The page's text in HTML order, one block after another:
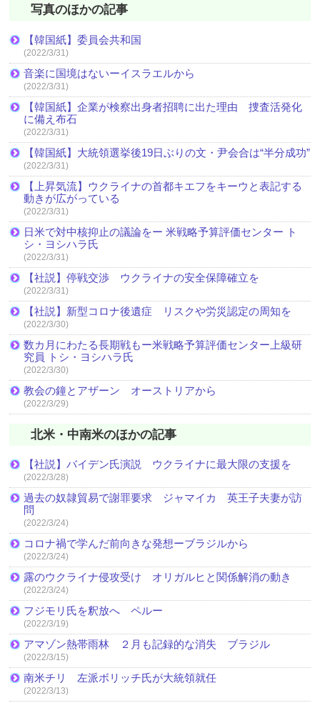
写真のほかの記事
【韓国紙】委員会共和国
(2022/3/31)
音楽に国境はないーイスラエルから
(2022/3/31)
【韓国紙】企業が検察出身者招聘に出た理由 捜査活発化
に備え布石
(2022/3/31)
【韓国紙】大統領選挙後19日ぶりの文・尹会合は“半分成功”
(2022/3/31)
【上昇気流】ウクライナの首都キエフをキーウと表記する
動きが広がっている
(2022/3/31)
日米で対中核抑止の議論をー 米戦略予算評価センター ト
シ・ヨシハラ氏
(2022/3/31)
【社説】停戦交渉 ウクライナの安全保障確立を
(2022/3/31)
【社説】新型コロナ後遺症 リスクや労災認定の周知を
(2022/3/30)
数カ月にわたる長期戦もー米戦略予算評価センター上級研
究員 トシ・ヨシハラ氏
(2022/3/30)
教会の鐘とアザーン オーストリアから
(2022/3/29)
北米・中南米のほかの記事
【社説】バイデン氏演説 ウクライナに最大限の支援を
(2022/3/28)
過去の奴隷貿易で謝罪要求 ジャマイカ 英王子夫妻が訪
問
(2022/3/24)
コロナ禍で学んだ前向きな発想ーブラジルから
(2022/3/24)
露のウクライナ侵攻受け オリガルヒと関係解消の動き
(2022/3/24)
フジモリ氏を釈放へ ペルー
(2022/3/19)
アマゾン熱帯雨林 ２月も記録的な消失 ブラジル
(2022/3/15)
南米チリ 左派ボリッチ氏が大統領就任
(2022/3/13)